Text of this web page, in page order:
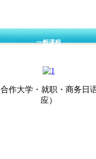
一般课程
合作大学・就职・商务日
应）